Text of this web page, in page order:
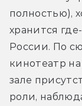
полностью),
хранится
России. По
кинотеатр
зале
роли,